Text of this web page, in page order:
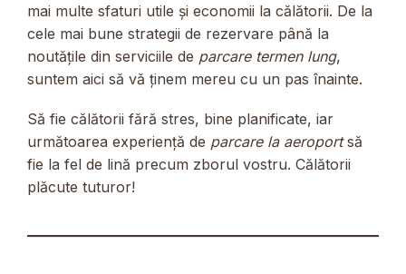
mai multe sfaturi utile și economii la călătorii. De la
cele mai bune strategii de rezervare până la
noutățile din serviciile de parcare termen lung,
suntem aici să vă ținem mereu cu un pas înainte.
Să fie călătorii fără stres, bine planificate, iar
următoarea experiență de parcare la aeroportsă
fie la fel de lină precum zborul vostru. Călătorii
plăcute tuturor!